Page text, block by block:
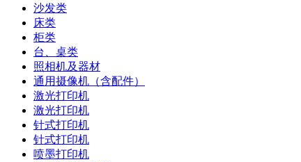
沙发类
床类
柜类
台、桌类
照相机及器材
通用摄像机（含配件）
激光打印机
激光打印机
针式打印机
针式打印机
喷墨打印机